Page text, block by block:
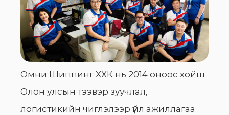
Омни Шиппинг ХХК нь 2014 оноос хойш
Олон улсын тээвэр зуучлал,
логистикийн чиглэлээр үйл ажиллагаа